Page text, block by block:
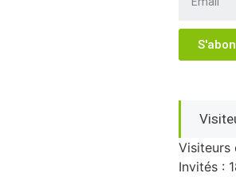
Visiteurs
Invités :